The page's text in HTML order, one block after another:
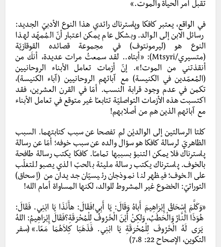
تقبلَ أمر الحياة والموت.»
في الواقع، يعتبر كافكا وپاسترناك رائدي هذا النوع الأدبيّ الجديد:
رسائل الابن إلى الوالد. وبشكل عام يمكن اعتبار أنّ المُمهّد لهذا
النوع هو (ليرمونتوف) في مجموعة قصائده القوقازيّة
(متسيري/Mtsyri): «أبتاه.. لقد سمعتُ مرات عديدة، أنكَ من
أنقذتني من الموت!». إنّ أزمات تعامل الأبناء الروحانيين
(المُعمّدين في الكنيسة) مع آبائهم الروحانيين (آباء الكنيسة)،
تكمن في عدم وجود قرابة النسب. أمّا في القرن العشرين، فقد
اكتسبت هذه الأزمات التواصليّة تتابعـًا غير متوقع في تعامل الأبناء
مع آبائهم الذين هم من أصلابهم!
كلتا الرسالتين إلى الوالديْن لم تفصحا عن سبب كتابتهما. السبب
الظاهريّ لرسالة كافكا هو سؤال والده عن سبب خوفه؛ أمّا عن رسالة
پاسترناك فلا يمكن التنبؤ بسببها تمامـًا. كافكا يكتب رسالة طافحة
بالخوف. پاسترناك يكتب رسالة مليئة بالحبّ الذي يصبو للتغلّب
على الخوف؛ فيظهر لنا نموذجان رئيسيّان جديدان من (إسحاق)
التوراتيّ: الخضوع غير المشروط للوالد، لكنها المساواة أمام الله!
«وَكَلَّمَ إِسْحَاقُ إِبْرَاهِيمَ أَباهُ وَقَالَ: يَا أَبِي!فَقَالَ: هأَنَذَا يَا ابْنِي. فَقَالَ:
هُوَذَا النَّارُ وَالْحَطَبُ، وَلكِنْ أَيْنَ الْخَرُوفُ لِلْمُحْرَقَةِ؟فَقَالَ إِبْرَاهِيمُ: اللهُ
يَرَى لَهُ الْخَرُوفَ لِلْمُحْرَقَةِ يَا ابْنِي. فَذَهَبَا كِلاَهُمَا مَعًا.» (سفر
التكوين، الإصحاح 22: 7،8)